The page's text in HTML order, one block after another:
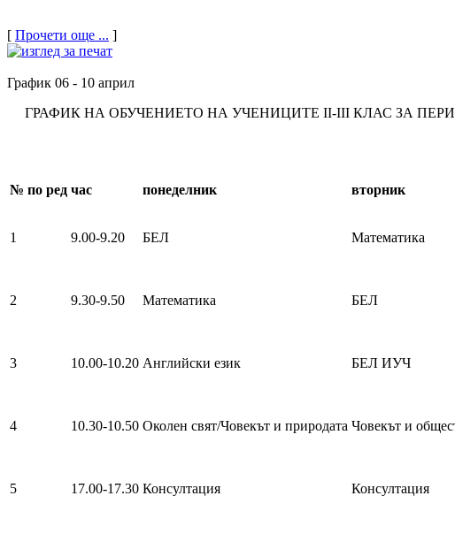
[ Прочети още ... ]
График 06 - 10 април
ГРАФИК НА ОБУЧЕНИЕТО НА УЧЕНИЦИТЕ II-III КЛАС ЗА
№ по ред час понеделник вторник
1 9.00-9.20 БЕЛ Математика
2 9.30-9.50 Математика БЕЛ
3 10.00-10.20 Английски език БЕЛ ИУЧ
4 10.30-10.50 Околен свят/Човекът и природата Човекът и
5 17.00-17.30 Консултация Консултация